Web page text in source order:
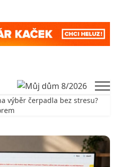
výběr čerpadla bez stresu?